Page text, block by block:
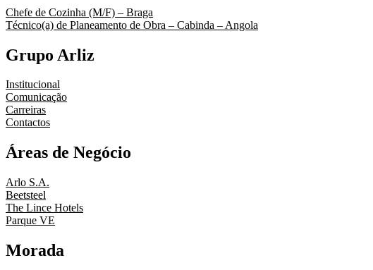
Navegação
de
artigos
Chefe de Cozinha (M/F) – Braga
Técnico(a) de Planeamento de Obra – Cabinda – Angola
Grupo Arliz
Institucional
Comunicação
Carreiras
Contactos
Áreas de Negócio
Arlo S.A.
Beetsteel
The Lince Hotels
Parque VE
Morada